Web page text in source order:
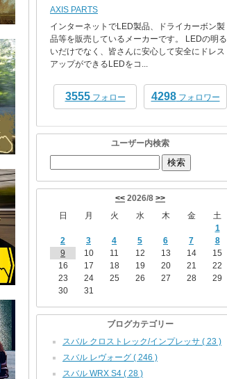
AXIS PARTS
インターネットでLED製品、ドライカーボン製
品等を販売しているメーカーです。 LEDの明る
いだけでなく、皆さんに安心して安全にドレス
アップができるLEDをコ...
3555フォロー 4298フォロワー
ユーザー内検索
<< 2026/8 >>
日
月 火 水 木 金
土
1
2
3 4 5 6 7
8
9
10 11 12 13 14
15
16
17 18 19 20 21
22
23
24 25 26 27 28
29
30
31
ブログカテゴリー
スバル クロストレック/インプレッサ ( 23 )
スバル レヴォーグ ( 246 )
スバル WRX S4 ( 28 )